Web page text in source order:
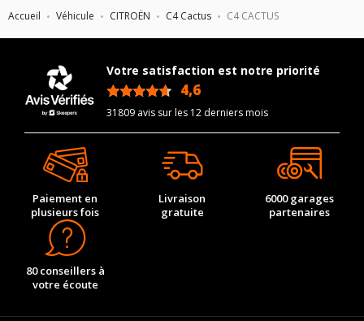
Accueil Véhicule CITROËN C4 Cactus C4 CACTUS
Votre satisfaction est notre priorité
4,6
31809 avis sur les 12 derniers mois
Paiement en
plusieurs fois
Livraison
gratuite
6000 garages
partenaires
80 conseillers à
votre écoute